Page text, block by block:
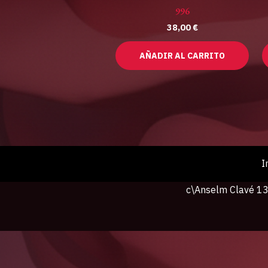
996
38,00 €
AÑADIR AL CARRITO
c\Anselm Clavé